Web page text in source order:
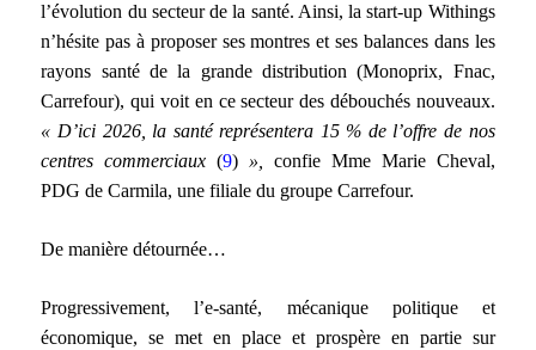
l’évolution du secteur de la santé. Ainsi, la start-up Withings
n’hésite pas à proposer ses montres et ses balances dans les
rayons santé de la grande distribution (Monoprix, Fnac,
Carrefour), qui voit en ce secteur des débouchés nouveaux.
« D’ici 2026, la santé représentera 15 % de l’offre de nos
centres commerciaux(9) », confie Mme Marie Cheval,
PDG de Carmila, une filiale du groupe Carrefour.
De manière détournée…
Progressivement, l’e-santé, mécanique politique et
économique, se met en place et prospère en partie sur